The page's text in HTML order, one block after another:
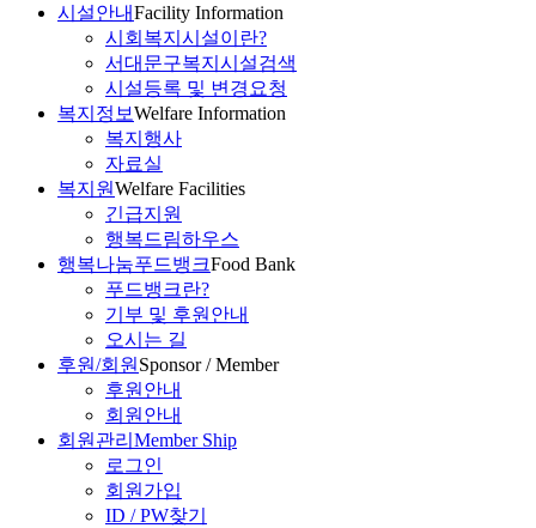
시설안내Facility Information
시회복지시설이란?
서대문구복지시설검색
시설등록 및 변경요청
복지정보Welfare Information
복지행사
자료실
복지원Welfare Facilities
긴급지원
행복드림하우스
행복나눔푸드뱅크Food Bank
푸드뱅크란?
기부 및 후원안내
오시는 길
후원/회원 Sponsor / Member
후원안내
회원안내
회원관리 Member Ship
로그인
회원가입
ID / PW찾기